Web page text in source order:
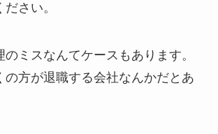
さい。
ミスなんてケースもあります。
の方が退職する会社なんかだとあ